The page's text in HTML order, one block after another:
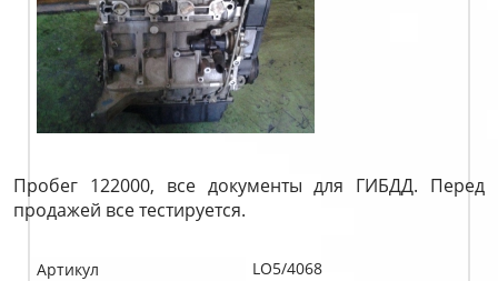
Пробег 122000, все документы для ГИБДД. Перед
продажей все тестируется.
Артикул
LO5/4068